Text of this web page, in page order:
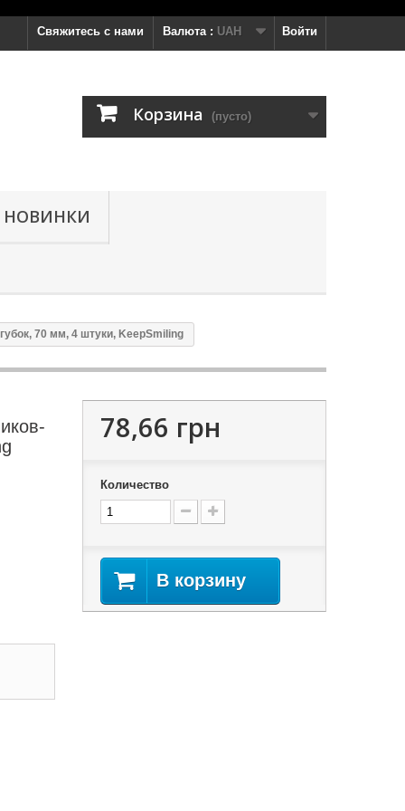
Войти
Валюта : UAH
Свяжитесь с нами
Корзина (пусто)
НОВИНКИ
70 мм, 4 штуки, KeepSmiling
78,66 грн
Количество
В корзину